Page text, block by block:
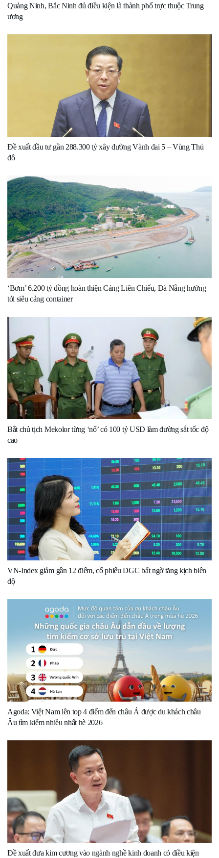
Quảng Ninh, Bắc Ninh đủ điều kiện là thành phố trực thuộc Trung
ương
Đề xuất đầu tư gần 288.300 tỷ xây đường Vành đai 5 – Vùng Thủ
đô
‘Bơm’ 6.200 tỷ đồng hoàn thiện Cảng Liên Chiểu, Đà Nẵng hướng
tới siêu cảng container
Bắt chủ tịch Mekolor từng ‘nổ’ có 100 tỷ USD làm đường sắt tốc độ
cao
VN-Index giảm gần 12 điểm, cổ phiếu DGC bất ngờ tăng kịch biên
độ
Agoda: Việt Nam lên top 4 điểm đến châu Á được du khách châu
Âu tìm kiếm nhiều nhất hè 2026
Đề xuất đưa kim cương vào ngành nghề kinh doanh có điều kiện